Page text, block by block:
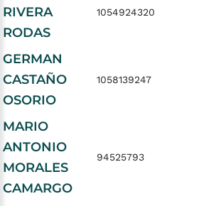
RIVERA
RODAS
1054924320
GERMAN
CASTAÑO
OSORIO
1058139247
MARIO
ANTONIO
MORALES
CAMARGO
94525793